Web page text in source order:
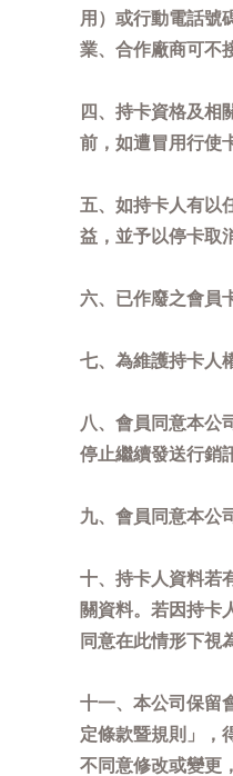
用）或行動電話號
業、合作廠商可不
四、持卡資格及相
前，如遭冒用行使
五、如持卡人有以
益，並予以停卡取
六、已作廢之會員
七、為維護持卡人
八、會員同意本公
停止繼續發送行銷
九、會員同意本公
十、持卡人資料若
關資料。若因持卡
同意在此情形下視
十一、本公司保留
定條款暨規則」，
不同意修改或變更